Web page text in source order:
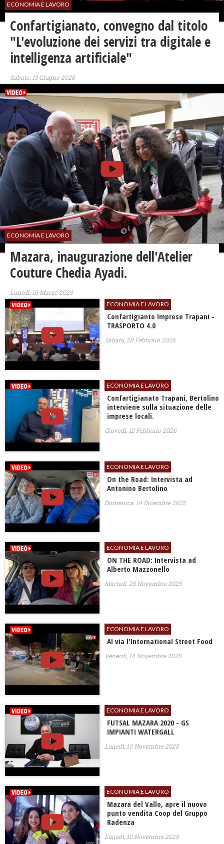
ECONOMIA E LAVORO
Confartigianato, convegno dal titolo
"L'evoluzione dei servizi tra digitale e
intelligenza artificiale"
Sabato, 13 Giugno 2026
ECONOMIA E LAVORO
​Mazara, inaugurazione dell'Atelier
Couture Chedia Ayadi.
Lunedì, 16 Marzo 2026
ECONOMIA E LAVORO
Confartigianto Imprese Trapani -
TRASPORTO 4.0
Sabato, 28 Febbraio 2026
ECONOMIA E LAVORO
Confartigianato Trapani, Bertolino
interviene sulla situazione delle
imprese locali.
Giovedì, 12 Febbraio 2026
ECONOMIA E LAVORO
On the Road: Intervista ad
Antonino Bertolino
Domenica, 14 Dicembre 2025
ECONOMIA E LAVORO
ON THE ROAD: Intervista ad
Alberto Mazzonello
Martedì, 25 Novembre 2025
ECONOMIA E LAVORO
Al via l'International Street Food
Venerdì, 14 Novembre 2025
ECONOMIA E LAVORO
​FUTSAL MAZARA 2020 - GS
IMPIANTI WATERGALL
Lunedì, 10 Novembre 2025
ECONOMIA E LAVORO
Mazara del Vallo, apre il nuovo
punto vendita Coop del Gruppo
Radenza
Lunedì, 10 Novembre 2025